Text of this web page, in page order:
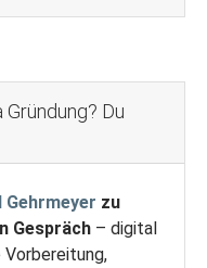
Du
Gehrmeyer zu
Gespräch – digital
Vorbereitung,